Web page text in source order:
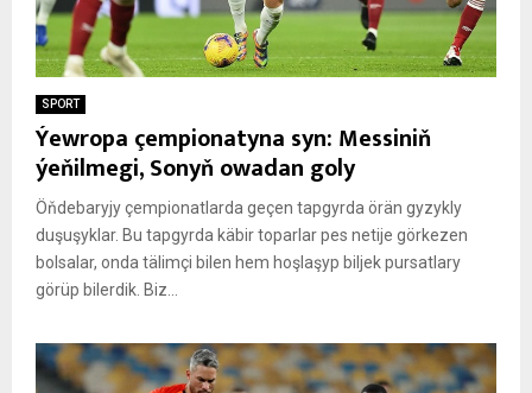
SPORT
Ýewropa çempionatyna syn: Messiniň
ýeňilmegi, Sonyň owadan goly
Öňdebaryjy çempionatlarda geçen tapgyrda örän gyzykly
duşuşyklar. Bu tapgyrda käbir toparlar pes netije görkezen
bolsalar, onda tälimçi bilen hem hoşlaşyp biljek pursatlary
görüp bilerdik. Biz...